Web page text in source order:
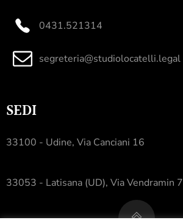
0431.521314
segreteria@studiolocatelli.legal
SEDI
33100 - Udine, Via Canciani 16
33053 - Latisana (UD), Via Vendramin 7